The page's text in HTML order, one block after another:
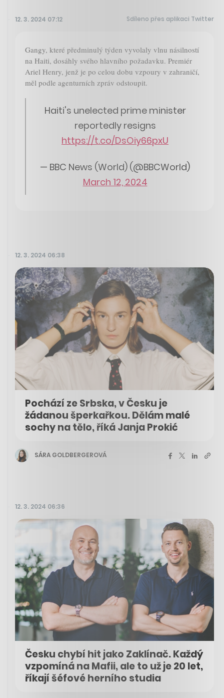
12. 3. 2024 07:12 Sdíleno přes aplikaci Twitter
Gangy, které předminulý týden vyvolaly vlnu násilností
na Haiti, dosáhly svého hlavního požadavku. Premiér
Ariel Henry, jenž je po celou dobu vzpoury v zahraničí,
měl podle agenturních zpráv odstoupit.
Haiti's unelected prime minister
reportedly resigns
https://t.co/DsOiy66pxU
— BBC News (World) (@BBCWorld)
March 12, 2024
12. 3. 2024 06:38
Pochází ze Srbska, v Česku je
žádanou šperkařkou. Dělám malé
sochy na tělo, říká Janja Prokić
SÁRA GOLDBERGEROVÁ
12. 3. 2024 06:36
Česku chybí hit jako Zaklínač. Každý
vzpomíná na Mafii, ale to už je 20 let,
říkají šéfové herního studia